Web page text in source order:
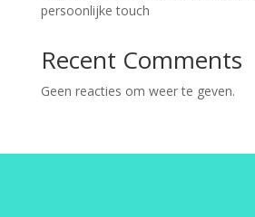
persoonlijke touch
Recent Comments
Geen reacties om weer te geven.